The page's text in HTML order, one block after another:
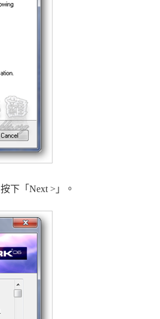
下「Next >」。